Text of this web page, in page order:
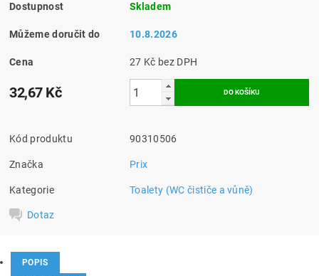
Dostupnost Skladem
Můžeme doručit do 10.8.2026
Cena 27 Kč bez DPH
32,67 Kč
Kód produktu 90310506
Značka Prix
Kategorie Toalety (WC čističe a vůně)
Dotaz
POPIS